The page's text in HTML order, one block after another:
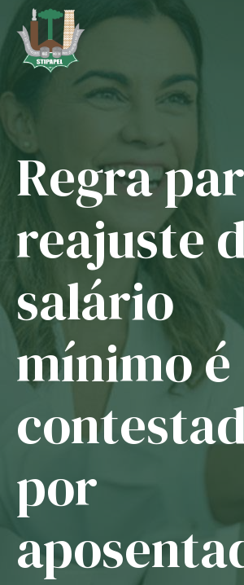
to
content
Home
O Sindicato
Jurídico
Convênios
Notícias
Associe-se
Regra
reajuste
salário
mínimo é
por